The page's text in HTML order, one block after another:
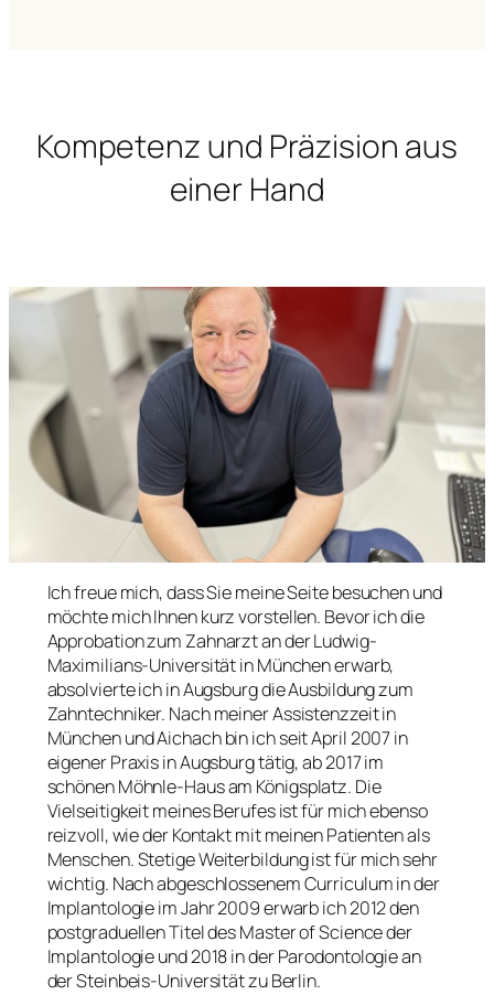
Kompetenz und Präzision aus
einer Hand
Ich freue mich, dass Sie meine Seite besuchen und
möchte mich Ihnen kurz vorstellen. Bevor ich die
Approbation zum Zahnarzt an der Ludwig-
Maximilians-Universität in München erwarb,
absolvierte ich in Augsburg die Ausbildung zum
Zahntechniker. Nach meiner Assistenzzeit in
München und Aichach bin ich seit April 2007 in
eigener Praxis in Augsburg tätig, ab 2017 im
schönen Möhnle-Haus am Königsplatz. Die
Vielseitigkeit meines Berufes ist für mich ebenso
reizvoll, wie der Kontakt mit meinen Patienten als
Menschen. Stetige Weiterbildung ist für mich sehr
wichtig. Nach abgeschlossenem Curriculum in der
Implantologie im Jahr 2009 erwarb ich 2012 den
postgraduellen Titel des Master of Science der
Implantologie und 2018 in der Parodontologie an
der Steinbeis-Universität zu Berlin.